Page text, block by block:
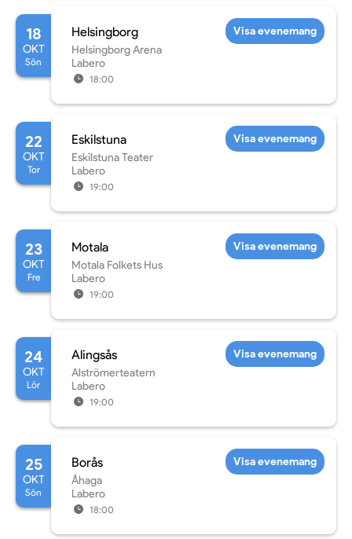
18
OKT
Sön
Helsingborg
Helsingborg Arena
Labero
18:00
Visa evenemang
22
OKT
Tor
Eskilstuna
Eskilstuna Teater
Labero
19:00
Visa evenemang
23
OKT
Fre
Motala
Motala Folkets Hus
Labero
19:00
Visa evenemang
24
OKT
Lör
Alingsås
Alströmerteatern
Labero
19:00
Visa evenemang
25
OKT
Sön
Borås
Åhaga
Labero
18:00
Visa evenemang